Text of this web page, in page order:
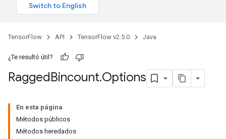
TensorFlow API TensorFlow v2.5.0 Java
¿Te resultó útil?
RaggedBincount.Options
En esta página
Métodos públicos
Métodos heredados